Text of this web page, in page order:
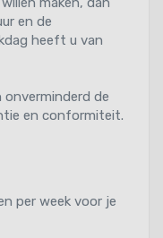
en de
heeft u van
de
en conformiteit.
per week voor je